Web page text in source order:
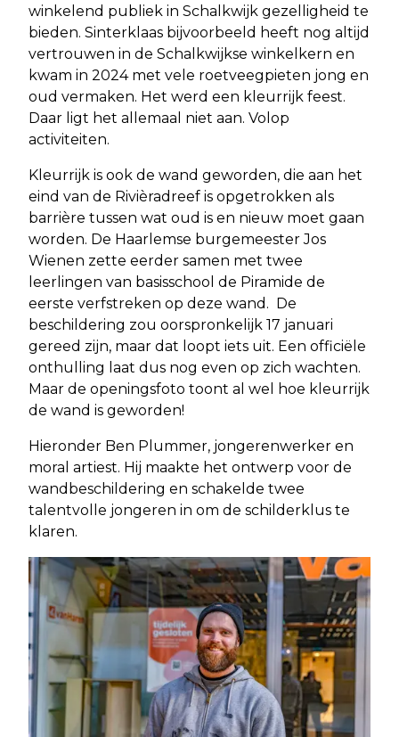
winkelend publiek in Schalkwijk gezelligheid te
bieden. Sinterklaas bijvoorbeeld heeft nog altijd
vertrouwen in de Schalkwijkse winkelkern en
kwam in 2024 met vele roetveegpieten jong en
oud vermaken. Het werd een kleurrijk feest.
Daar ligt het allemaal niet aan. Volop
activiteiten.
Kleurrijk is ook de wand geworden, die aan het
eind van de Rivièradreef is opgetrokken als
barrière tussen wat oud is en nieuw moet gaan
worden. De Haarlemse burgemeester Jos
Wienen zette eerder samen met twee
leerlingen van basisschool de Piramide de
eerste verfstreken op deze wand. De
beschildering zou oorspronkelijk 17 januari
gereed zijn, maar dat loopt iets uit. Een officiële
onthulling laat dus nog even op zich wachten.
Maar de openingsfoto toont al wel hoe kleurrijk
de wand is geworden!
Hieronder Ben Plummer, jongerenwerker en
moral artiest. Hij maakte het ontwerp voor de
wandbeschildering en schakelde twee
talentvolle jongeren in om de schilderklus te
klaren.